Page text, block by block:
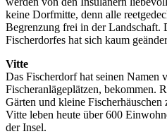
keine Dorfmitte, denn alle
Begrenzung frei in der Landschaft.
Fischerdorfes hat sich kaum
Vitte
Das Fischerdorf hat seinen Namen
Fischeranlägeplätzen, bekommen.
Gärten und kleine
Vitte leben heute über 600
der Insel.